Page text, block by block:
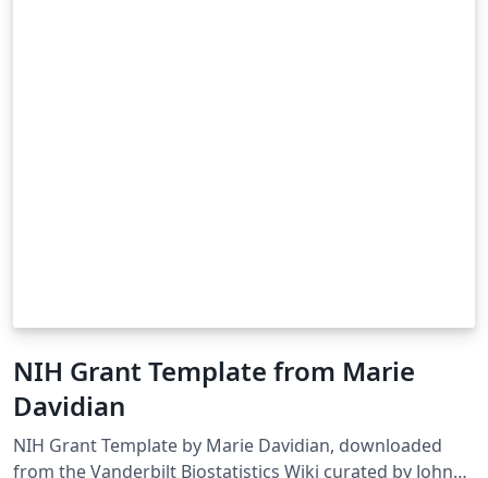
NIH Grant Template from Marie
Davidian
NIH Grant Template by Marie Davidian, downloaded
from the Vanderbilt Biostatistics Wiki curated by John